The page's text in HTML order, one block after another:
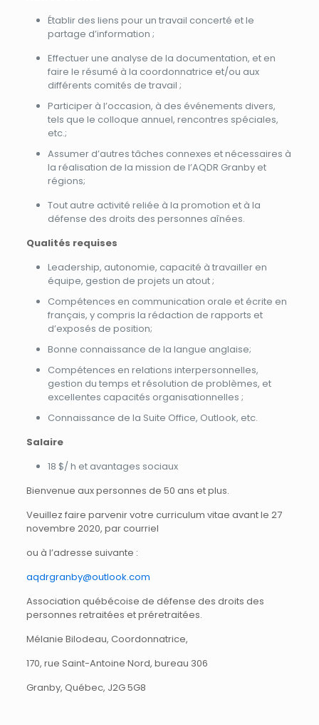
Établir des liens pour un travail concerté et le
partage d’information ;
Effectuer une analyse de la documentation, et en
faire le résumé à la coordonnatrice et/ou aux
différents comités de travail ;
Participer à l’occasion, à des événements divers,
tels que le colloque annuel, rencontres spéciales,
etc.;
Assumer d’autres tâches connexes et nécessaires à
la réalisation de la mission de l’AQDR Granby et
régions;
Tout autre activité reliée à la promotion et à la
défense des droits des personnes aînées.
Qualités requises
Leadership, autonomie, capacité à travailler en
équipe, gestion de projets un atout ;
Compétences en communication orale et écrite en
français, y compris la rédaction de rapports et
d’exposés de position;
Bonne connaissance de la langue anglaise;
Compétences en relations interpersonnelles,
gestion du temps et résolution de problèmes, et
excellentes capacités organisationnelles ;
Connaissance de la Suite Office, Outlook, etc.
Salaire
18 $/ h et avantages sociaux
Bienvenue aux personnes de 50 ans et plus.
Veuillez faire parvenir votre curriculum vitae avant le 27
novembre 2020, par courriel
ou à l’adresse suivante :
aqdrgranby@outlook.com
Association québécoise de défense des droits des
personnes retraitées et préretraitées.
Mélanie Bilodeau, Coordonnatrice,
170, rue Saint-Antoine Nord, bureau 306
Granby, Québec, J2G 5G8